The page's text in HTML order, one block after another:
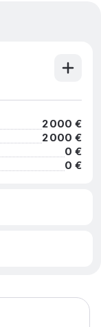
2 000 €
2 000 €
0 €
0 €